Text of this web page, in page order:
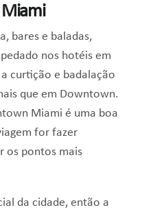
bares e baladas,
nos hotéis em
curtição e badalação
que em Downtown.
Miami é uma boa
for fazer
os pontos mais
da cidade, então a